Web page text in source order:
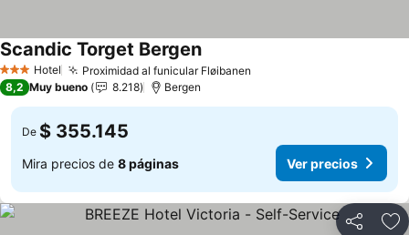
3 Estrellas
Hotel Proximidad al funicular Fløibanen
Scandic Torget Bergen
8,2 Muy bueno 8.218 Bergen
De $ 355.145
Mira precios de 8 páginas Ver precios
Compartir